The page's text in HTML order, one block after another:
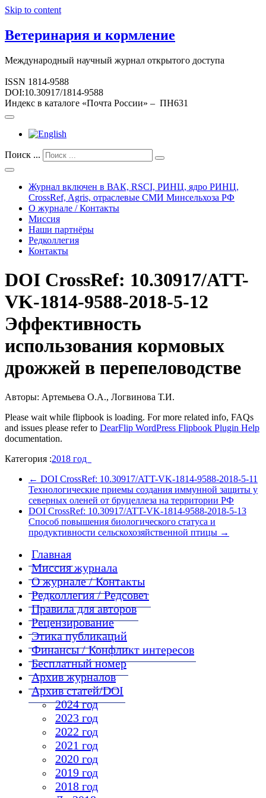
Skip to content
Ветеринария и кормление
Международный научный журнал открытого доступа
ISSN 1814-9588
DOI:10.30917/1814-9588
Индекс в каталоге «Почта России» – ПН631
Поиск ...
Журнал включен в ВАК, RSCI, РИНЦ, ядро РИНЦ,
CrossRef, Agris, отраслевые СМИ Минсельхоза РФ
О журнале / Контакты
Миссия
Наши партнёры
Редколлегия
Контакты
DOI CrossRef: 10.30917/ATT-
VK-1814-9588-2018-5-12
Эффективность
использования кормовых
дрожжей в перепеловодстве
Авторы: Артемьева О.А., Логвинова Т.И.
Please wait while flipbook is loading. For more related info, FAQs
and issues please refer to DearFlip WordPress Flipbook Plugin Help
documentation.
Категория :2018 год
← DOI CrossRef: 10.30917/ATT-VK-1814-9588-2018-5-11
Технологические приемы создания иммунной защиты у
северных оленей от бруцеллеза на территории РФ
DOI CrossRef: 10.30917/ATT-VK-1814-9588-2018-5-13
Способ повышения биологического статуса и
продуктивности сельскохозяйственной птицы →
Главная
Миссия журнала
О журнале / Контакты
Редколлегия / Редсовет
Правила для авторов
Рецензирование
Этика публикаций
Финансы / Конфликт интересов
Бесплатный номер
Архив журналов
Архив статей/DOI
2024 год
2023 год
2022 год
2021 год
2020 год
2019 год
2018 год